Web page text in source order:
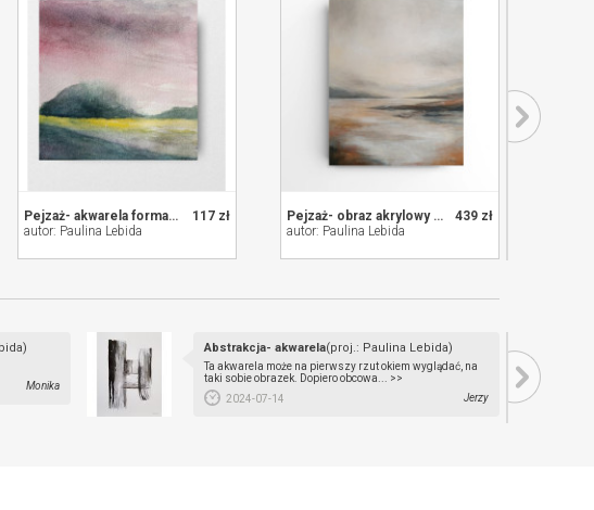
117 zł
Pejzaż- akwarela formatu 20/20 cm
autor: Paulina Lebida
439 zł
Pejzaż- obraz akrylowy 60/50 cm
autor: Paulina Lebida
Monika
Abstrakcja- akwarela(proj.: Paulina Lebida)
Ta akwarela może na pierwszy rzut okiem wyglądać, na
taki sobie obrazek. Dopiero obcowa... >>
2024-07-14
Jerzy